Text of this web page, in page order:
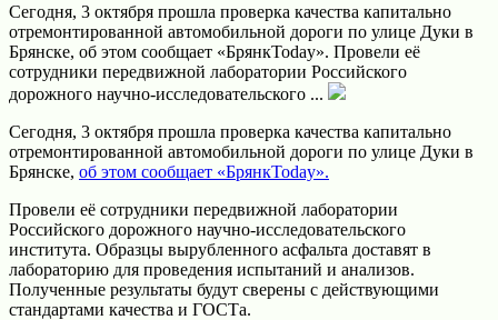
Сегодня, 3 октября прошла проверка качества капитально
отремонтированной автомобильной дороги по улице Дуки в
Брянске, об этом сообщает «БрянкToday». Провели её
сотрудники передвижной лаборатории Российского
дорожного научно-исследовательского ...
Сегодня, 3 октября прошла проверка качества капитально
отремонтированной автомобильной дороги по улице Дуки в
Брянске, об этом сообщает «БрянкToday».
Провели её сотрудники передвижной лаборатории
Российского дорожного научно-исследовательского
института. Образцы вырубленного асфальта доставят в
лабораторию для проведения испытаний и анализов.
Полученные результаты будут сверены с действующими
стандартами качества и ГОСТа.